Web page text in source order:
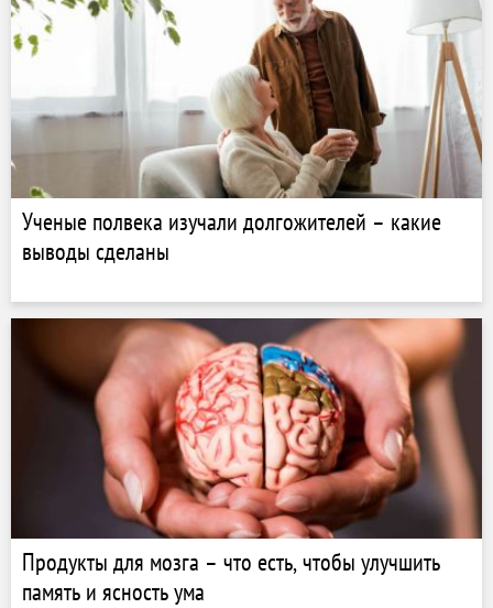
Ученые полвека изучали долгожителей – какие
выводы сделаны
Продукты для мозга – что есть, чтобы улучшить
память и ясность ума